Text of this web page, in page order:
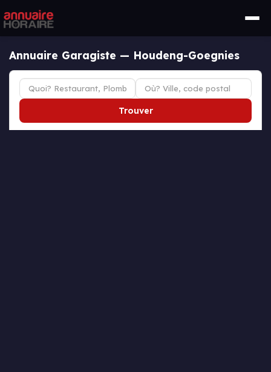
Annuaire Garagiste — Houdeng-Goegnies
Trouver